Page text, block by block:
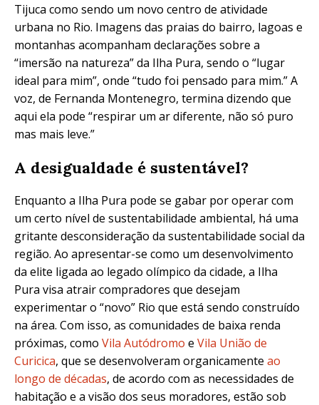
Tijuca como sendo um novo centro de atividade
urbana no Rio. Imagens das praias do bairro, lagoas e
montanhas acompanham declarações sobre a
“imersão na natureza” da Ilha Pura, sendo o “lugar
ideal para mim”, onde “tudo foi pensado para mim.” A
voz, de Fernanda Montenegro, termina dizendo que
aqui ela pode “respirar um ar diferente, não só puro
mas mais leve.”
A desigualdade é sustentável?
Enquanto a Ilha Pura pode se gabar por operar com
um certo nível de sustentabilidade ambiental, há uma
gritante desconsideração da sustentabilidade social da
região. Ao apresentar-se como um desenvolvimento
da elite ligada ao legado olímpico da cidade, a Ilha
Pura visa atrair compradores que desejam
experimentar o “novo” Rio que está sendo construído
na área. Com isso, as comunidades de baixa renda
próximas, como Vila Autódromo e Vila União de
Curicica, que se desenvolveram organicamente ao
longo de décadas, de acordo com as necessidades de
habitação e a visão dos seus moradores, estão sob